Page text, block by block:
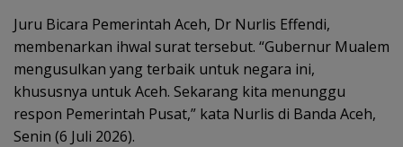
Juru Bicara Pemerintah Aceh, Dr Nurlis Effendi,
membenarkan ihwal surat tersebut. “Gubernur Mualem
mengusulkan yang terbaik untuk negara ini,
khususnya untuk Aceh. Sekarang kita menunggu
respon Pemerintah Pusat,” kata Nurlis di Banda Aceh,
Senin (6 Juli 2026).